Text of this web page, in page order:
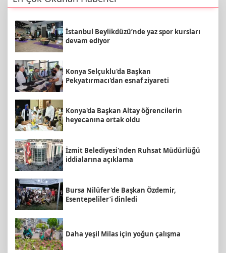
İstanbul Beylikdüzü’nde yaz spor kursları
devam ediyor
Konya Selçuklu'da Başkan
Pekyatırmacı'dan esnaf ziyareti
Konya'da Başkan Altay öğrencilerin
heyecanına ortak oldu
İzmit Belediyesi'nden Ruhsat Müdürlüğü
iddialarına açıklama
Bursa Nilüfer'de Başkan Özdemir,
Esentepeliler’i dinledi
Daha yeşil Milas için yoğun çalışma